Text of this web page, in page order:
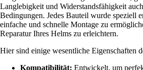
Langlebigkeit und Widerstandsfähigkeit
Bedingungen. Jedes Bauteil wurde speziell
einfache und schnelle Montage zu
Reparatur Ihres Helms zu erleichtern.
Hier sind einige wesentliche Eigenschaften
Kompatibilität: Entwickelt, um